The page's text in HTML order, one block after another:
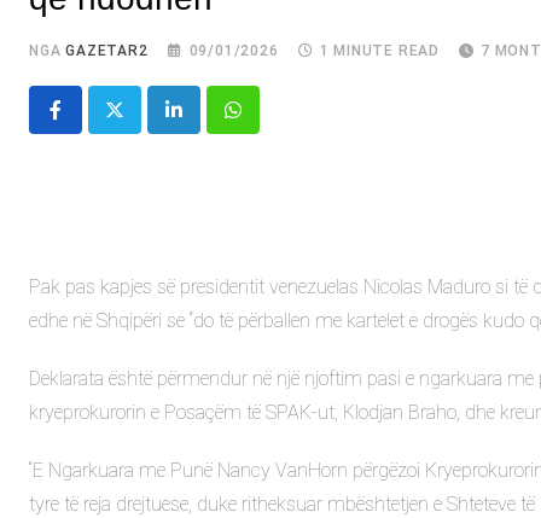
NGAGAZETAR2 09/01/2026 1 MINUTE READ 7
LinkedInWhatsapp
Pak pas kapjes së presidentit venezuelas Nicolas Maduro si
edhe në Shqipëri se “do të përballen me kartelet e drogës kudo
Deklarata është përmendur në një njoftim pasi e ngarkuara
kryeprokurorin e Posaçëm të SPAK-ut, Klodjan Braho, dhe
“E Ngarkuara me Punë Nancy VanHorn përgëzoi
tyre të reja drejtuese, duke ritheksuar mbështetjen e Shteteve